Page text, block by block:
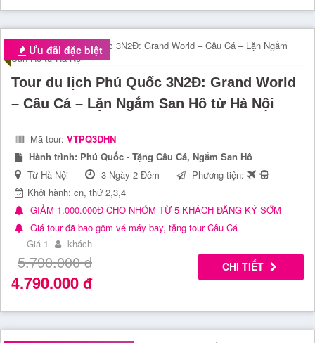
Ưu đãi đặc biệt
Tour du lịch Phú Quốc 3N2Đ: Grand World
– Câu Cá – Lặn Ngắm San Hô từ Hà Nội
Mã tour: VTPQ3DHN
Hành trình: Phú Quốc - Tặng Câu Cá, Ngắm San Hô
Từ Hà Nội
3 Ngày 2 Đêm
Phương tiện:
Khởi hành: cn, thứ 2,3,4
GIẢM 1.000.000Đ CHO NHÓM TỪ 5 KHÁCH ĐĂNG KÝ SỚM
Giá tour đã bao gồm vé máy bay, tặng tour Câu Cá
Giá 1
khách
5.790.000đ
4.790.000đ
CHI TIẾT